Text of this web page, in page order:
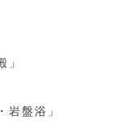
」
岩盤浴」